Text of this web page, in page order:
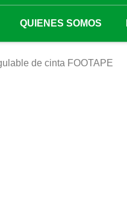
QUIENES SOMOS
de cinta FOOTAPE